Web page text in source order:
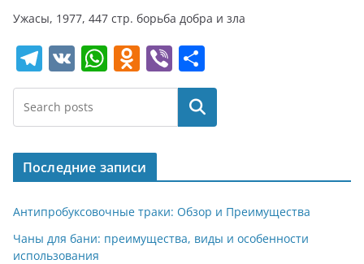
Ужасы, 1977, 447 стр. борьба добра и зла
T
el
e
gr
a
m
V
K
W
h
s
A
p
p
O
d
o
kl
a
ss
ni
Vi
b
er
т
п
р
в
и
т
Поиск
Последние записи
Антипробуксовочные траки: Обзор и Преимущества
Чаны для бани: преимущества, виды и особенности
использования